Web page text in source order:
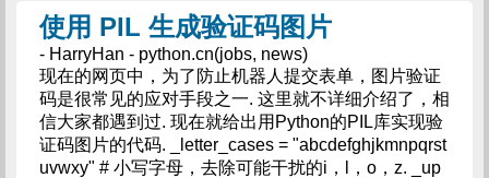
使用 PIL 生成验证码图片
- HarryHan - python.cn(jobs, news)
现在的网页中，为了防止机器人提交表单，图片验证
码是很常见的应对手段之一. 这里就不详细介绍了，相
信大家都遇到过. 现在就给出用Python的PIL库实现验
证码图片的代码. _letter_cases = "abcdefghjkmnpqrst
uvwxy" # 小写字母，去除可能干扰的i，l，o，z. _up